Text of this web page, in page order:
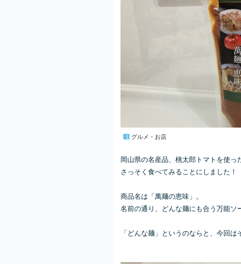
グルメ・お店
岡山県の名産品、桃太郎トマトを使っ
さっそく食べてみることにしました！
商品名は「萬麺の恵味」。
名前の通り、どんな麺にも合う万能ソ
「どんな麺」というのならと、今回